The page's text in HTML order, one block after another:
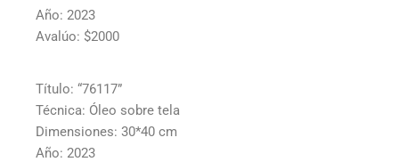
Año: 2023
Avalúo: $2000
Título: “76117”
Técnica: Óleo sobre tela
Dimensiones: 30*40 cm
Año: 2023